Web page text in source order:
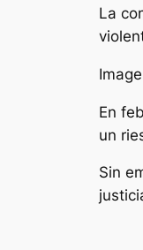
La
En
un
Sin